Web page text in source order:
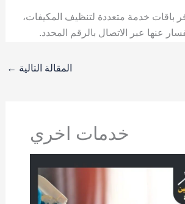
باقات خدمة متعددة لتنظيف المكيفات،
عنها عبر الاتصال بالرقم المحدد.
المقالة التالية ←
خدمات اخري